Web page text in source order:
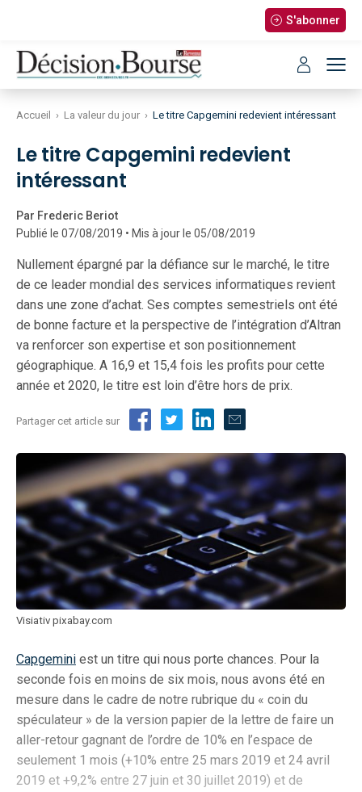
S'abonner
Accueil › La valeur du jour › Le titre Capgemini redevient intéressant
Le titre Capgemini redevient
intéressant
Par Frederic Beriot
Publié le 07/08/2019 • Mis à jour le 05/08/2019
Nullement épargné par la défiance sur le marché, le titre
de ce leader mondial des services informatiques revient
dans une zone d’achat. Ses comptes semestriels ont été
de bonne facture et la perspective de l’intégration d’Altran
va renforcer son expertise et son positionnement
géographique. A 16,9 et 15,4 fois les profits pour cette
année et 2020, le titre est loin d’être hors de prix.
Partager cet article sur
Visiativ pixabay.com
Capgemini est un titre qui nous porte chances. Pour la
seconde fois en moins de six mois, nous avons été en
mesure dans le cadre de notre rubrique du « coin du
spéculateur » de la version papier de la lettre de faire un
aller-retour gagnant de l’ordre de 10% en l’espace de
seulement 1 mois (+10% entre 25 mars 2019 et 24 avril
2019 et +9,2% entre 27 juin et 30 juillet 2019) et de